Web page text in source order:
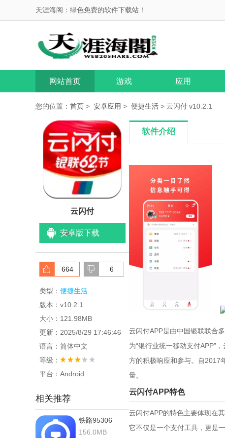
天涯海阁：绿色免费的软件下载站！
网站首页 游戏 应用
您的位置： 首页 > 安卓应用 > 便捷生活 > 云闪付 v10.2.1
云闪付
安卓版下载
</li>
664 6
类型： 便捷生活
版本：v10.2.1
大小：121.98MB
更新：2025/8/29 17:46:46
语言：简体中文
等级：
平台：Android
相关推荐
铁路95306
156.0MB
软件介绍
云闪付APP是由中国银联联合
为“银行业统一移动支付APP”
方的积极响应和参与。自2017
量。
‌云闪付APP特色‌
云闪付APP的特色主要体现在
它不仅是一个支付工具，更是